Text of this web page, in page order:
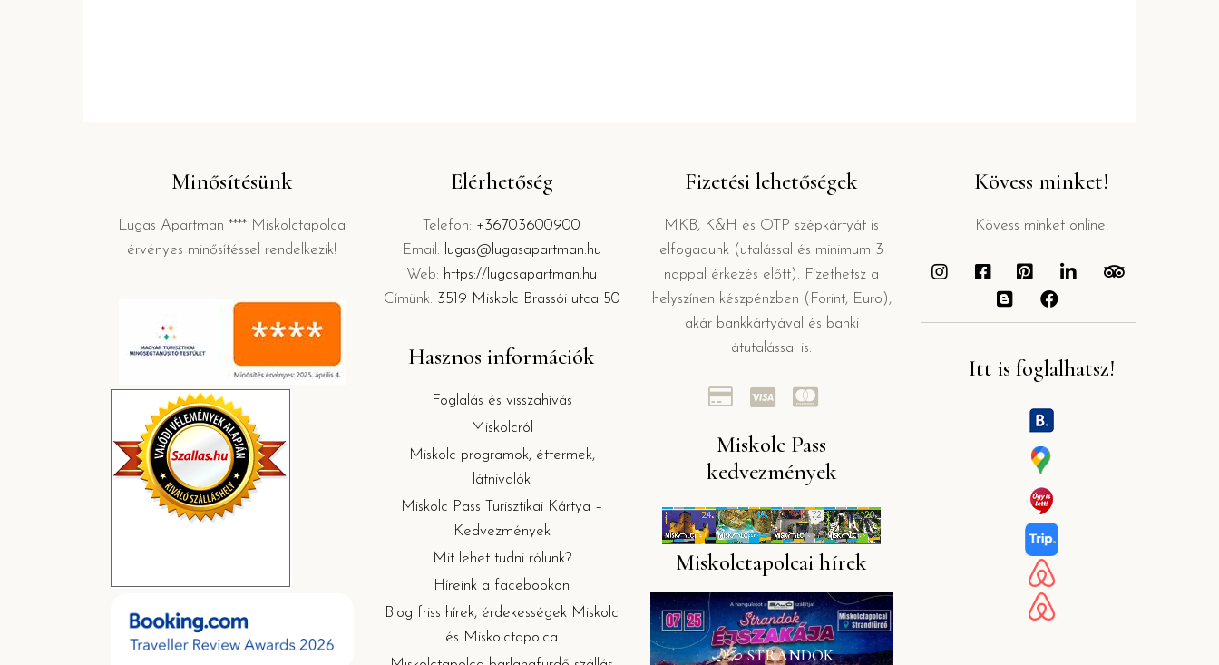
Minősítésünk
Lugas Apartman **** Miskolctapolca
érvényes minősítéssel rendelkezik!
Elérhetőség
Telefon: +36703600900
Email: lugas@lugasapartman.hu
Web: https://lugasapartman.hu
Címünk: 3519 Miskolc Brassói utca 50
Hasznos információk
Foglalás és visszahívás
Miskolcról
Miskolc programok, éttermek,
látnivalók
Miskolc Pass Turisztikai Kártya –
Kedvezmények
Mit lehet tudni rólunk?
Híreink a facebookon
Blog friss hírek, érdekességek Miskolc
és Miskolctapolca
Fizetési lehetőségek
MKB, K&H és OTP szépkártyát is
elfogadunk (utalással és minimum 3
nappal érkezés előtt). Fizethetsz a
helyszínen készpénzben (Forint, Euro),
akár bankkártyával és banki
átutalással is.
Miskolc Pass
kedvezmények
Miskolctapolcai hírek
🌙💦 STRANDOK
Kövess minket!
Kövess minket online!
Itt is foglalhatsz!